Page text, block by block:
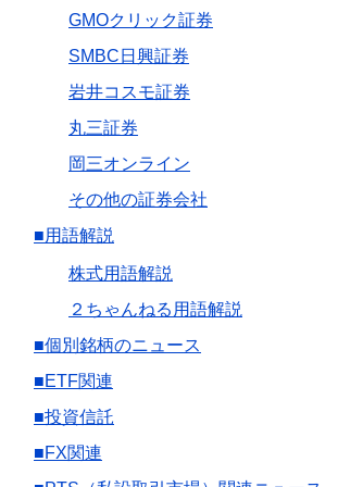
GMOクリック証券
SMBC日興証券
岩井コスモ証券
丸三証券
岡三オンライン
その他の証券会社
■用語解説
株式用語解説
２ちゃんねる用語解説
■個別銘柄のニュース
■ETF関連
■投資信託
■FX関連